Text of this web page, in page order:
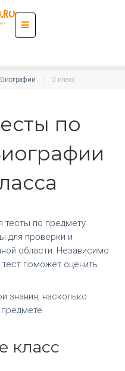
Биографии 3 класс
по
тесты по предмету
для проверки и
области. Независимо
тест поможет оценить
знания, насколько
класс